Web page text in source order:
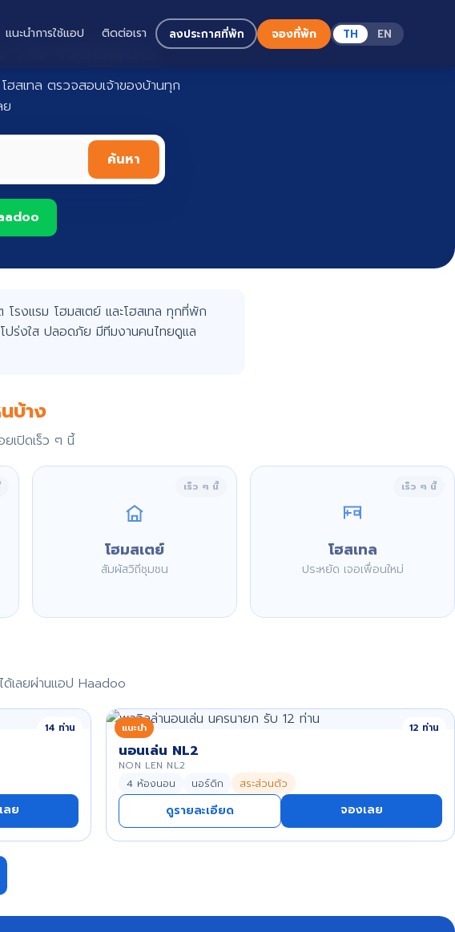
แนะนำการใช้แอป ติดต่อเรา ลงประกาศที่พัก จองที่พัก TH EN
กับ Haadoo
เทล ตรวจสอบเจ้าของบ้านทุก
ค้นหา
งแรม โฮมสเตย์ และโฮสเทล ทุกที่พัก
ปร่งใส ปลอดภัย มีทีมงานคนไทยดูแล
บ้าง
เปิดเร็ว ๆ นี้
เร็ว ๆ นี้
โฮมสเตย์
สัมผัสวิถีชุมชน
เร็ว ๆ นี้
โฮสเทล
ประหยัด เจอเพื่อนใหม่
เลยผ่านแอป Haadoo
14 ท่าน
ลย
แนะนำ 12 ท่าน
นอนเล่น NL2
NON LEN NL2
4 ห้องนอน นอร์ดิก สระส่วนตัว
ดูรายละเอียด จองเลย